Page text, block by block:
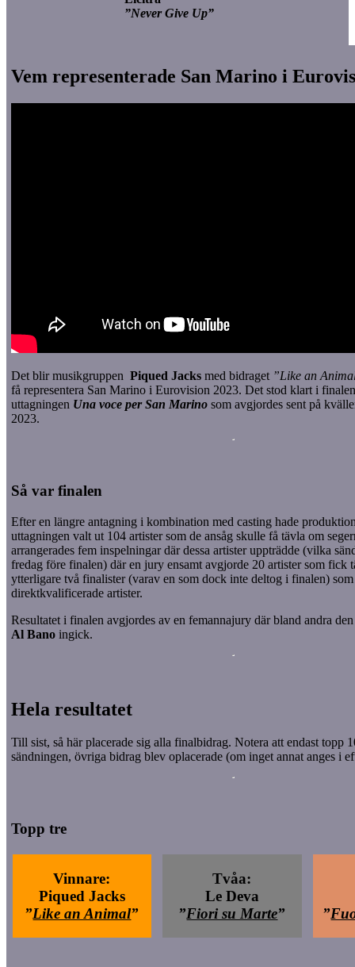
”Never Give Up”
Vem representerade San Marino i
Det blir musikgruppen Piqued Jacks med bidraget ”Like an
få representera San Marino i Eurovision 2023. Det stod klart i
uttagningen Una voce per San Marino som avgjordes sent på
2023.
Så var finalen
Efter en längre antagning i kombination med casting hade
uttagningen valt ut 104 artister som de ansåg skulle få tävla om
arrangerades fem inspelningar där dessa artister uppträdde (vilka
fredag före finalen) där en jury ensamt avgjorde 20 artister som fick
ytterligare två finalister (varav en som dock inte deltog i finalen)
direktkvalificerade artister.
Resultatet i finalen avgjordes av en femannajury där bland andra
Al Bano ingick.
Hela resultatet
Till sist, så här placerade sig alla finalbidrag. Notera att endast topp
sändningen, övriga bidrag blev oplacerade (om inget annat anges i
Topp tre
Vinnare:
Piqued Jacks
”Like an Animal”
Tvåa:
Le Deva
”Fiori su Marte” ”